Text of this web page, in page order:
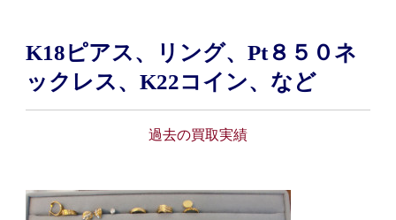
K18ピアス、リング、Pt８５０ネ
ックレス、K22コイン、など
過去の買取実績